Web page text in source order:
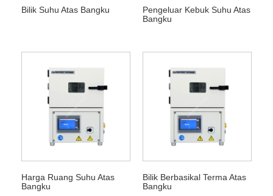
Bilik Suhu Atas Bangku
Pengeluar Kebuk Suhu Atas
Bangku
Harga Ruang Suhu Atas
Bangku
Bilik Berbasikal Terma Atas
Bangku